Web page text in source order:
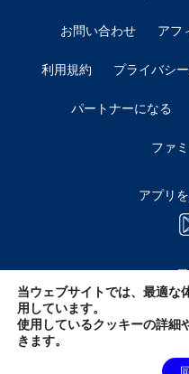
お問い合わせ アフ
利用規約 プライバシ
パートナーになる
ファ
アプリ
当ウェブサイトでは、最適な
用しています。
使用しているクッキーの詳細
きます。